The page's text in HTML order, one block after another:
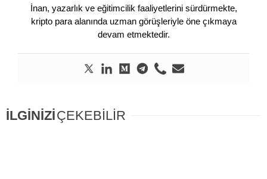
İnan, yazarlık ve eğitimcilik faaliyetlerini sürdürmekte,
kripto para alanında uzman görüşleriyle öne çıkmaya
devam etmektedir.
İLGİNİZİÇEKEBİLİR